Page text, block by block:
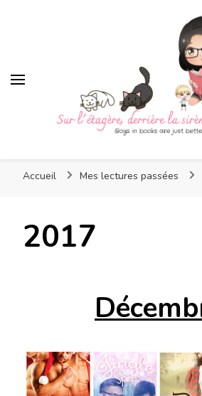
sirène en
Accueil Mes lectures passées
2017